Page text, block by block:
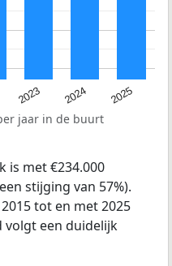
2023 2024 2025
jaar in de buurt
is met €234.000
stijging van 57%).
tot en met 2025
volgt een duidelijk